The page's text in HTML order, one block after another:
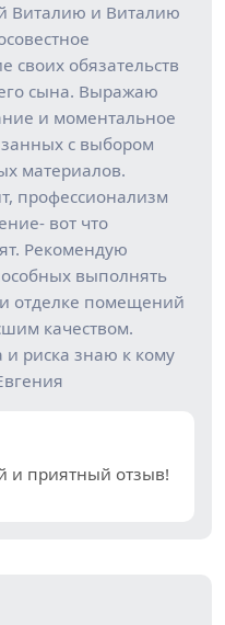
Виталию и Виталию
своих обязательств
сына. Выражаю
и моментальное
с выбором
материалов.
профессионализм
вот что
Рекомендую
выполнять
отделке помещений
качеством.
и риска знаю к кому
и приятный отзыв!